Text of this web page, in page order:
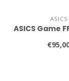
ASICS
ASICS Game